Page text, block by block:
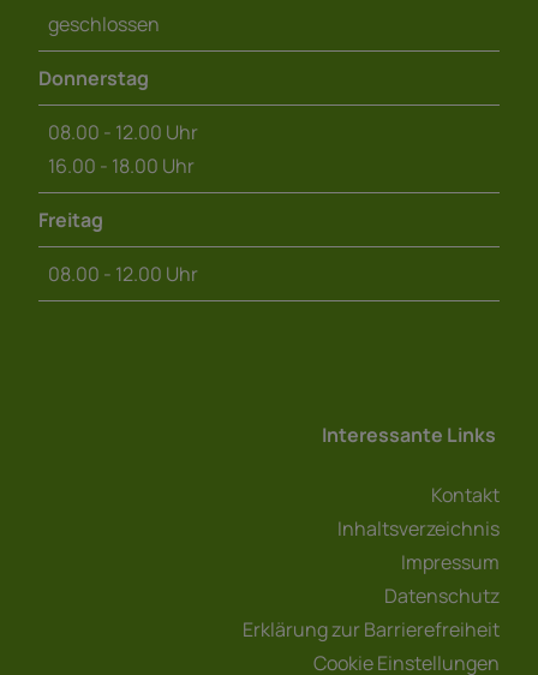
geschlossen
Donnerstag
08.00 - 12.00 Uhr
16.00 - 18.00 Uhr
Freitag
08.00 - 12.00 Uhr
Interessante Links
Kontakt
Inhaltsverzeichnis
Impressum
Datenschutz
Erklärung zur Barrierefreiheit
Cookie Einstellungen